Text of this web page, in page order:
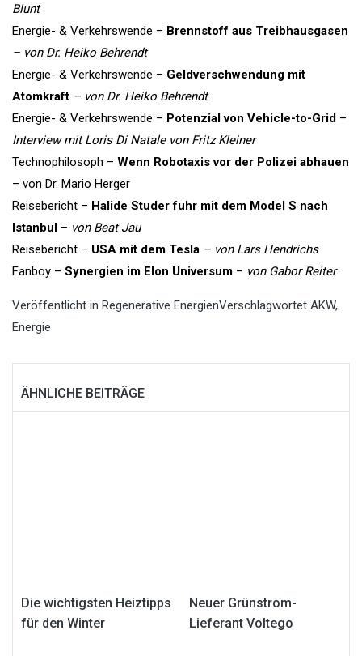
Blunt
Energie- & Verkehrswende – Brennstoff aus Treibhausgasen
– von Dr. Heiko Behrendt
Energie- & Verkehrswende – Geldverschwendung mit
Atomkraft – von Dr. Heiko Behrendt
Energie- & Verkehrswende – Potenzial von Vehicle-to-Grid –
Interview mit Loris Di Natale von Fritz Kleiner
Technophilosoph – Wenn Robotaxis vor der Polizei abhauen
– von Dr. Mario Herger
Reisebericht – Halide Studer fuhr mit dem Model S nach
Istanbul – von Beat Jau
Reisebericht – USA mit dem Tesla – von Lars Hendrichs
Fanboy – Synergien im Elon Universum – von Gabor Reiter
Veröffentlicht in Regenerative EnergienVerschlagwortet AKW,
Energie
ÄHNLICHE BEITRÄGE
Die wichtigsten Heiztipps
für den Winter
Neuer Grünstrom-
Lieferant Voltego